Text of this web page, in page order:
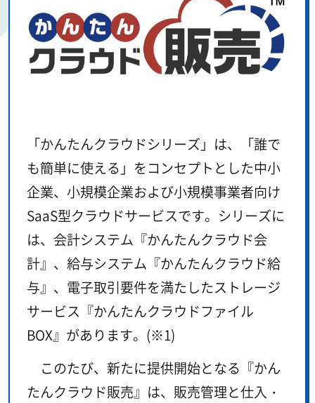
「かんたんクラウドシリーズ」は、「誰で
も簡単に使える」をコンセプトとした中小
企業、小規模企業および小規模事業者向け
SaaS型クラウドサービスです。シリーズに
は、会計システム『かんたんクラウド会
計』、給与システム『かんたんクラウド給
与』、電子取引要件を満たしたストレージ
サービス『かんたんクラウドファイル
BOX』があります。(※1)
このたび、新たに提供開始となる『かん
たんクラウド販売』は、販売管理と仕入・